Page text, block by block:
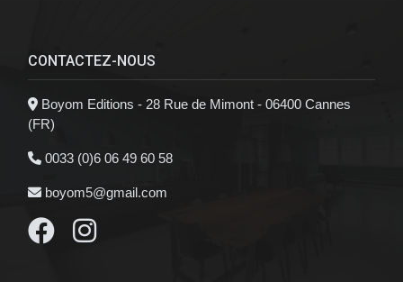
CONTACTEZ-NOUS
Boyom Editions - 28 Rue de Mimont - 06400 Cannes
(FR)
0033 (0)6 06 49 60 58
boyom5@gmail.com